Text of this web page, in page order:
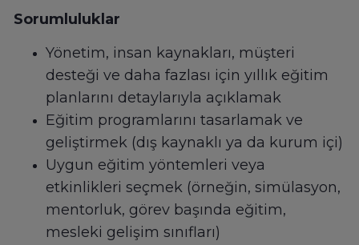
Sorumluluklar
Yönetim, insan kaynakları, müşteri
desteği ve daha fazlası için yıllık eğitim
planlarını detaylarıyla açıklamak
Eğitim programlarını tasarlamak ve
geliştirmek (dış kaynaklı ya da kurum içi)
Uygun eğitim yöntemleri veya
etkinlikleri seçmek (örneğin, simülasyon,
mentorluk, görev başında eğitim,
mesleki gelişim sınıfları)